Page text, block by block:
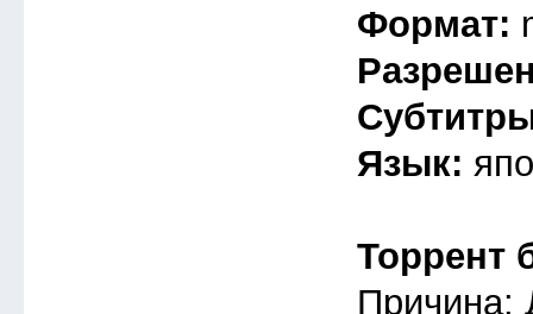
Формат:
Язык:
Торрент
Причина: